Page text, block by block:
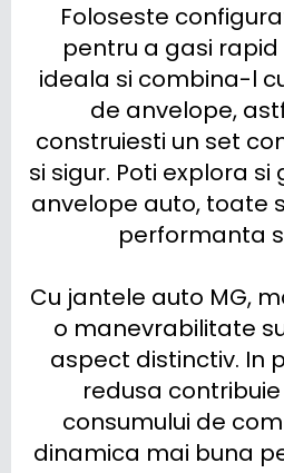
Foloseste
pentru a gasi
ideala si combina-l
de anvelope,
construiesti un set
si sigur. Poti explora
anvelope auto, toate
performanta
Cu jantele auto MG,
o manevrabilitate
aspect distinctiv. In
redusa
consumului de
dinamica mai buna